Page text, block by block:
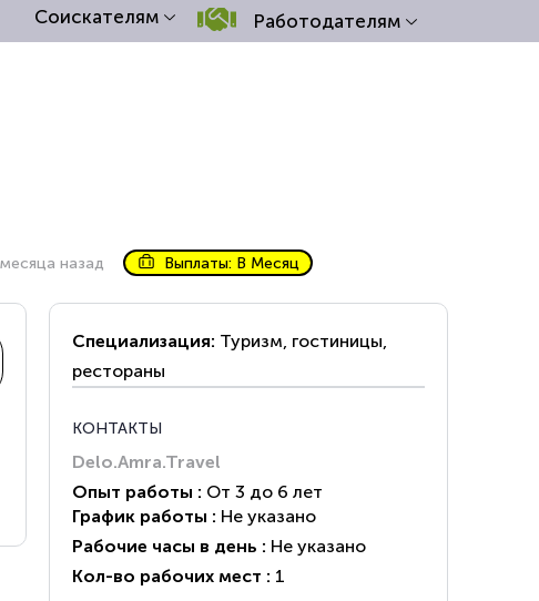
Соискателям Работодателям
назад Выплаты: В Месяц
Специализация: Туризм, гостиницы,
рестораны
КОНТАКТЫ
Delo.Amra.Travel
Опыт работы : От 3 до 6 лет
График работы : Не указано
Рабочие часы в день : Не указано
Кол-во рабочих мест : 1